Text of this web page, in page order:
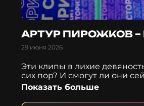
АРТУР ПИРОЖКОВ
29 июня 2026
Эти клипы в лихие
сих пор? И смогут ли они
Сториз» эксклюзивные
Пирожкова – Пэрэдайс.
Показать больше